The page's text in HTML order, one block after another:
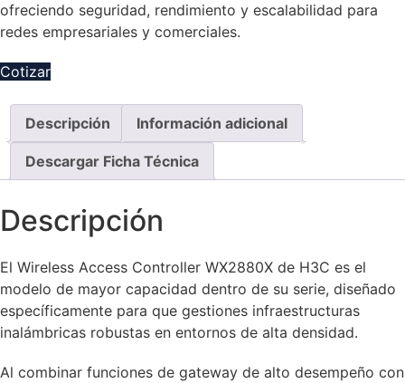
ofreciendo seguridad, rendimiento y escalabilidad para
redes empresariales y comerciales.
Cotizar
Descripción Información adicional
Descargar Ficha Técnica
Descripción
El Wireless Access Controller WX2880X de H3C es el
modelo de mayor capacidad dentro de su serie, diseñado
específicamente para que gestiones infraestructuras
inalámbricas robustas en entornos de alta densidad.
Al combinar funciones de gateway de alto desempeño con